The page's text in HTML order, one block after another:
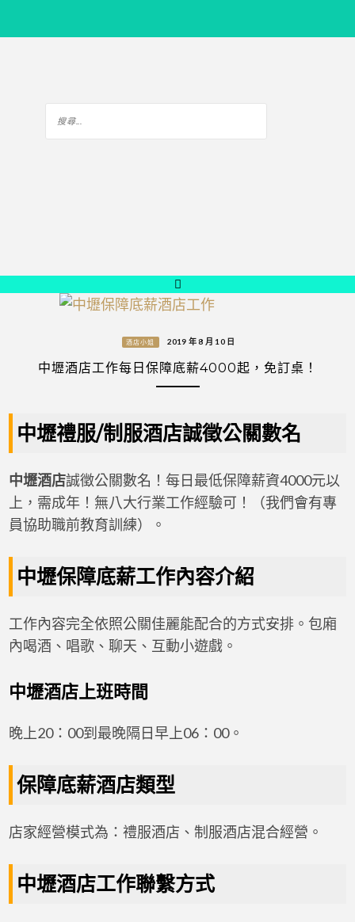
酒店小姐 2019 年 8 月 10 日
中壢酒店工作每日保障底薪4000起，免訂桌！
中壢禮服/制服酒店誠徵公關數名
中壢酒店誠徵公關數名！每日最低保障薪資4000元以
上，需成年！無八大行業工作經驗可！（我們會有專
員協助職前教育訓練）。
中壢保障底薪工作內容介紹
工作內容完全依照公關佳麗能配合的方式安排。包廂
內喝酒、唱歌、聊天、互動小遊戲。
中壢酒店上班時間
晚上20：00到最晚隔日早上06：00。
保障底薪酒店類型
店家經營模式為：禮服酒店、制服酒店混合經營。
中壢酒店工作聯繫方式